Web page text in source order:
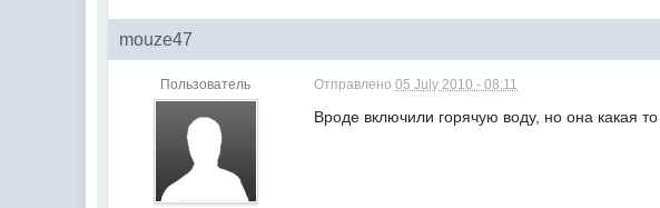
mouze47
Пользователь Отправлено05 July 2010 - 08:11
Вроде включили горячую воду, но она какая